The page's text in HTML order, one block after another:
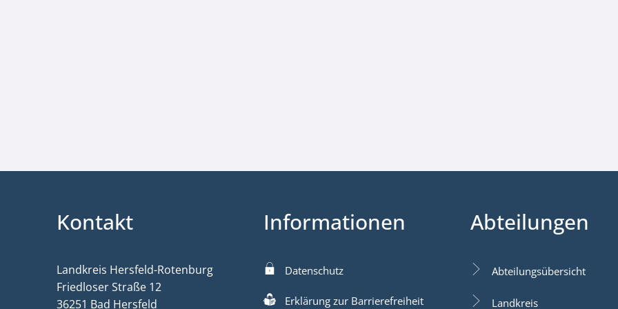
Kontakt
Landkreis Hersfeld-Rotenburg
Friedloser Straße 12
36251 Bad Hersfeld
Informationen
Datenschutz
Erklärung zur Barrierefreiheit
Abteilungen
Abteilungsübersicht
Landkreis